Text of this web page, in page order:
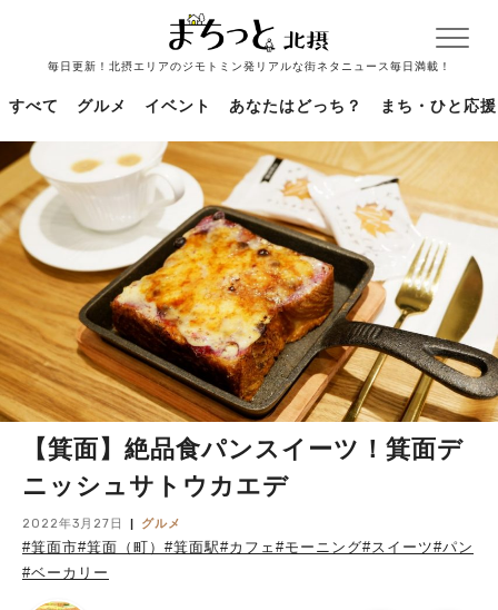
毎日更新！北摂エリアのジモトミン発リアルな街ネタニュース毎日満載！
すべて グルメ イベント あなたはどっち？ まち・ひと応援
【箕面】絶品食パンスイーツ！箕面デ
ニッシュサトウカエデ
2022年3月27日 グルメ
#箕面市#箕面（町） #箕面駅#カフェ #モーニング#スイーツ#パン
#ベーカリー